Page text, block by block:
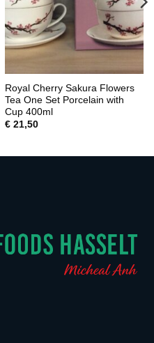
Royal Cherry Sakura Flowers
Tea One Set Porcelain with
Cup 400ml
€21,50